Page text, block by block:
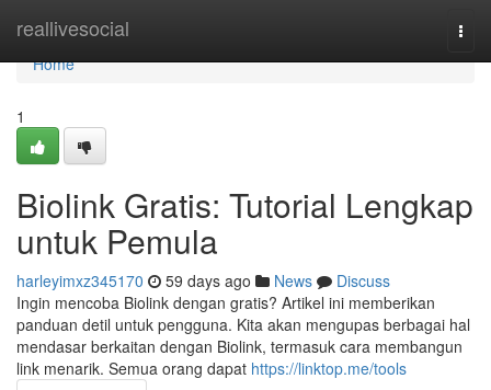
reallivesocial
Home
Home
1
Biolink Gratis: Tutorial Lengkap
untuk Pemula
harleyimxz345170 59 days ago News
Discuss
Ingin mencoba Biolink dengan gratis? Artikel ini memberikan
panduan detil untuk pengguna. Kita akan mengupas berbagai hal
mendasar berkaitan dengan Biolink, termasuk cara membangun
link menarik. Semua orang dapat https://linktop.me/tools